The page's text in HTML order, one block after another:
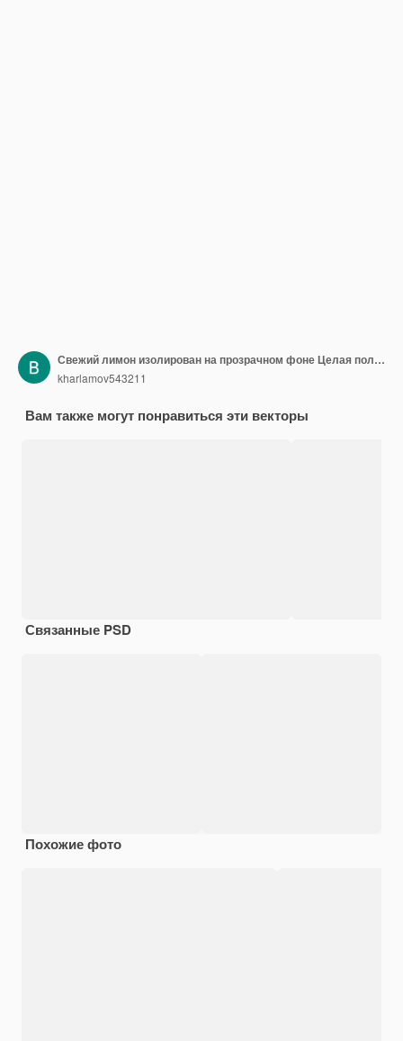
Свежий лимон изолирован на прозрачном фоне Целая половинка лимона и ломтик лимона Реалистичная трехмерная векторная иллюстрация Полностью редактируемая сетка ручной работы
kharlamov543211
Вам также могут понравиться эти векторы
Связанные PSD
Похожие фото